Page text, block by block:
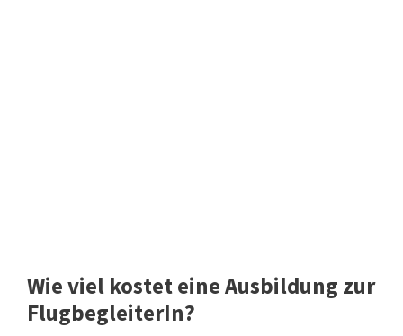
Wie viel kostet eine Ausbildung zur
FlugbegleiterIn?